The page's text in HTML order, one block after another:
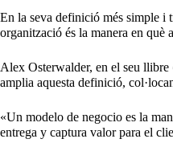
En la seva definició més simple i
organització és la manera en què
Alex Osterwalder, en el seu llibre
amplia aquesta definició,
«Un modelo de negocio es la
entrega y captura valor para el